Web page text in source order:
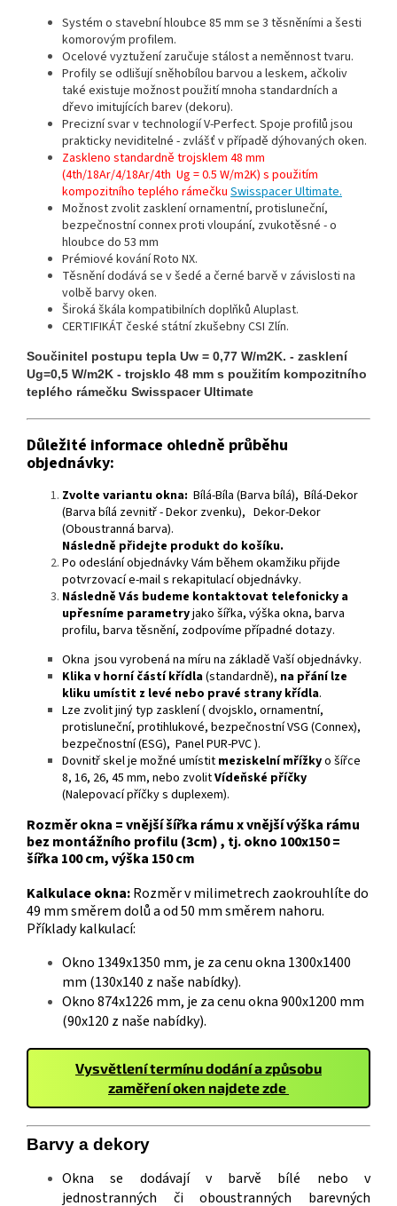
Systém o stavební hloubce 85 mm se 3 těsněními a šesti
komorovým profilem.
Ocelové vyztužení zaručuje stálost a neměnnost tvaru.
Profily se odlišují sněhobílou barvou a leskem, ačkoliv
také existuje možnost použití mnoha standardních a
dřevo imitujících barev (dekoru).
Precizní svar v technologií V-Perfect. Spoje profilů jsou
prakticky neviditelné - zvlášť v případě dýhovaných oken.
Zaskleno standardně trojsklem 48 mm
(4th/18Ar/4/18Ar/4th Ug = 0.5 W/m2K) s použitím
kompozitního teplého rámečku Swisspacer Ultimate.
Možnost zvolit zasklení ornamentní, protisluneční,
bezpečnostní connex proti vloupání, zvukotěsné - o
hloubce do 53 mm
Prémiové kování Roto NX.
Těsnění dodává se v šedé a černé barvě v závislosti na
volbě barvy oken.
Široká škála kompatibilních doplňků Aluplast.
CERTIFIKÁT české státní zkušebny CSI Zlín.
Součinitel postupu tepla Uw = 0,77 W/m2K. - zasklení
Ug=0,5 W/m2K - trojsklo 48 mm s použitím kompozitního
teplého rámečku Swisspacer Ultimate
Důležité informace ohledně průběhu
objednávky:
Zvolte variantu okna: Bílá-Bíla (Barva bílá), Bílá-Dekor
(Barva bílá zevnitř - Dekor zvenku), Dekor-Dekor
(Oboustranná barva).
Následně přidejte produkt do košíku.
Po odeslání objednávky Vám během okamžiku přijde
potvrzovací e-mail s rekapitulací objednávky.
Následně Vás budeme kontaktovat telefonicky a
upřesníme parametryjako šířka, výška okna, barva
profilu, barva těsnění, zodpovíme případné dotazy.
Okna jsou vyrobená na míru na základě Vaší objednávky.
Klika v horní částí křídla(standardně), na přání lze
kliku umístit z levé nebo pravé strany křídla.
Lze zvolit jiný typ zasklení ( dvojsklo, ornamentní,
protisluneční, protihlukové, bezpečnostní VSG (Connex),
bezpečnostní (ESG), Panel PUR-PVC ).
Dovnitř skel je možné umístit meziskelní mřížkyo šířce
8, 16, 26, 45 mm, nebo zvolitVídeňské příčky
(Nalepovací příčky s duplexem).
Rozměr okna = vnější šířka rámu x vnější výška rámu
bez montážního profilu (3cm) , tj. okno 100x150 =
šířka 100 cm, výška 150 cm
Kalkulace okna:Rozměr v milimetrech zaokrouhlíte do
49 mm směrem dolů a od 50 mm směrem nahoru.
Příklady kalkulací:
Okno 1349x1350 mm, je za cenu okna 1300x1400
mm (130x140 z naše nabídky).
Okno 874x1226 mm, je za cenu okna 900x1200 mm
(90x120 z naše nabídky).
Vysvětlení termínu dodání a způsobu
zaměření oken najdete zde
Barvy a dekory
Okna se dodávají v barvě bílé nebo v
jednostranných či oboustranných barevných